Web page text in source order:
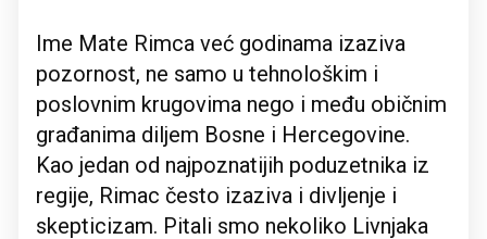
Ime Mate Rimca već godinama izaziva
pozornost, ne samo u tehnološkim i
poslovnim krugovima nego i među običnim
građanima diljem Bosne i Hercegovine.
Kao jedan od najpoznatijih poduzetnika iz
regije, Rimac često izaziva i divljenje i
skepticizam. Pitali smo nekoliko Livnjaka